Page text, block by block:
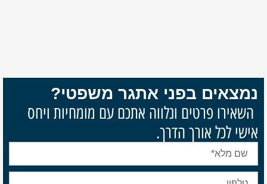
נמצאים בפני אתגר משפטי?
השאירו פרטים ונלווה אתכם עם מומחיות ויחס
אישי לכל אורך הדרך.